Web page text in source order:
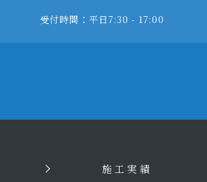
受付時間：平日7:30 - 17:00
施工実績